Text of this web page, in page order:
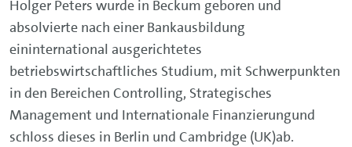
Holger Peters wurde in Beckum geboren und
absolvierte nach einer Bankausbildung
eininternational ausgerichtetes
betriebswirtschaftliches Studium, mit Schwerpunkten
in den Bereichen Controlling, Strategisches
Management und Internationale Finanzierungund
schloss dieses in Berlin und Cambridge (UK)ab.